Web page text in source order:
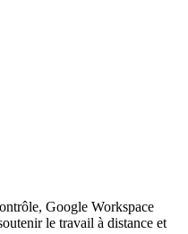
Google Workspace
le travail à distance et